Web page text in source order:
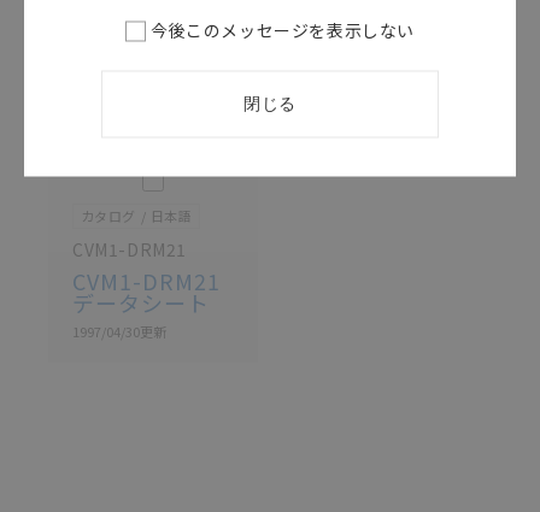
があります。改めて当サイトの掲載内容をご確認のう
このカタログを選択
カタログ 日本語
CVM1-DRM21
CVM1-DRM21
データシート
1997/04/30更新
今後このメッセージを表示しない
閉じる